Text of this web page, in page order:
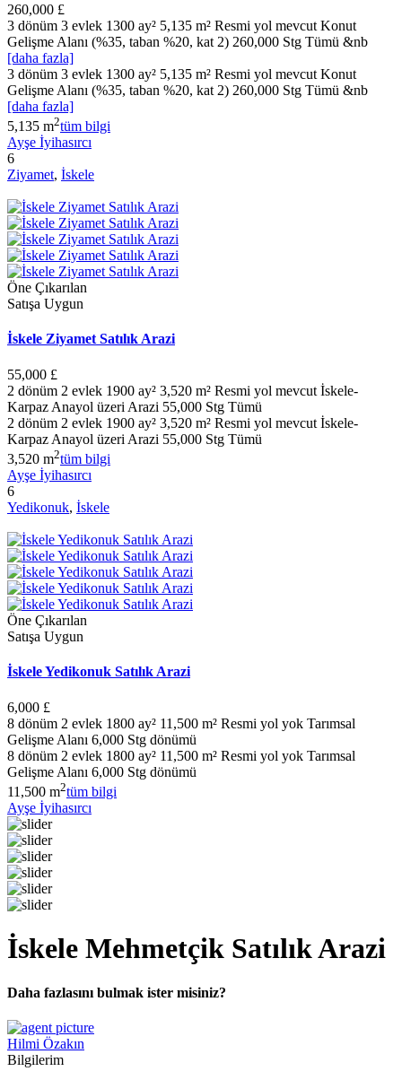
260,000 £
3 dönüm 3 evlek 1300 ay² 5,135 m² Resmi yol mevcut Konut
Gelişme Alanı (%35, taban %20, kat 2) 260,000 Stg Tümü &nb
[daha fazla]
3 dönüm 3 evlek 1300 ay² 5,135 m² Resmi yol mevcut Konut
Gelişme Alanı (%35, taban %20, kat 2) 260,000 Stg Tümü &nb
[daha fazla]
5,135 m2tüm bilgi
Ayşe İyihasırcı
6
Ziyamet, İskele
Öne Çıkarılan
Satışa Uygun
İskele Ziyamet Satılık Arazi
55,000 £
2 dönüm 2 evlek 1900 ay² 3,520 m² Resmi yol mevcut İskele-
Karpaz Anayol üzeri Arazi 55,000 Stg Tümü
2 dönüm 2 evlek 1900 ay² 3,520 m² Resmi yol mevcut İskele-
Karpaz Anayol üzeri Arazi 55,000 Stg Tümü
3,520 m2tüm bilgi
Ayşe İyihasırcı
6
Yedikonuk, İskele
Öne Çıkarılan
Satışa Uygun
İskele Yedikonuk Satılık Arazi
6,000 £
8 dönüm 2 evlek 1800 ay² 11,500 m² Resmi yol yok Tarımsal
Gelişme Alanı 6,000 Stg dönümü
8 dönüm 2 evlek 1800 ay² 11,500 m² Resmi yol yok Tarımsal
Gelişme Alanı 6,000 Stg dönümü
11,500 m2tüm bilgi
Ayşe İyihasırcı
İskele Mehmetçik Satılık Arazi
Daha fazlasını bulmak ister misiniz?
Hilmi Özakın
Bilgilerim